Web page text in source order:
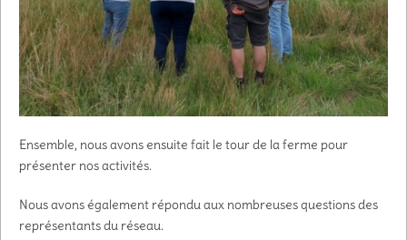
Ensemble, nous avons ensuite fait le tour de la ferme pour
présenter nos activités.
Nous avons également répondu aux nombreuses questions des
représentants du réseau.